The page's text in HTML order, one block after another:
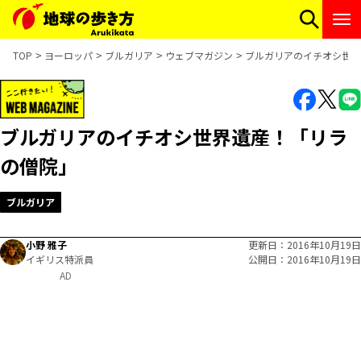
TOP ヨーロッパ ブルガリア ウェブマガジン ブルガリアのイチオシ世
ブルガリアのイチオシ世界遺産！「リラ
の僧院」
ブルガリア
小野 雅子
イギリス特派員
更新日
2016年10月19日
公開日
2016年10月19日
AD